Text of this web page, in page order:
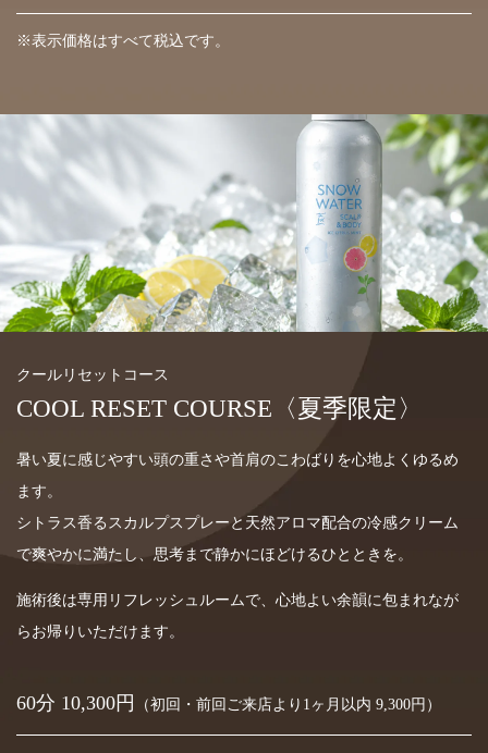
※表示価格はすべて税込です。
クールリセットコース
COOL RESET COURSE〈夏季限定〉
暑い夏に感じやすい頭の重さや首肩のこわばりを心地よくゆるめ
ます。
シトラス香るスカルプスプレーと天然アロマ配合の冷感クリーム
で爽やかに満たし、思考まで静かにほどけるひとときを。
施術後は専用リフレッシュルームで、心地よい余韻に包まれなが
らお帰りいただけます。
60分 10,300円 （初回・前回ご来店より1ヶ月以内 9,300円）